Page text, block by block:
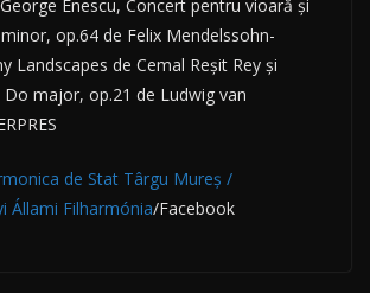
Enescu, Concert pentru vioară și
op.64 de Felix Mendelssohn-
Landscapes de Cemal Reșit Rey și
major, op.21 de Ludwig van
de Stat Târgu Mureș /
Állami Filharmónia/Facebook